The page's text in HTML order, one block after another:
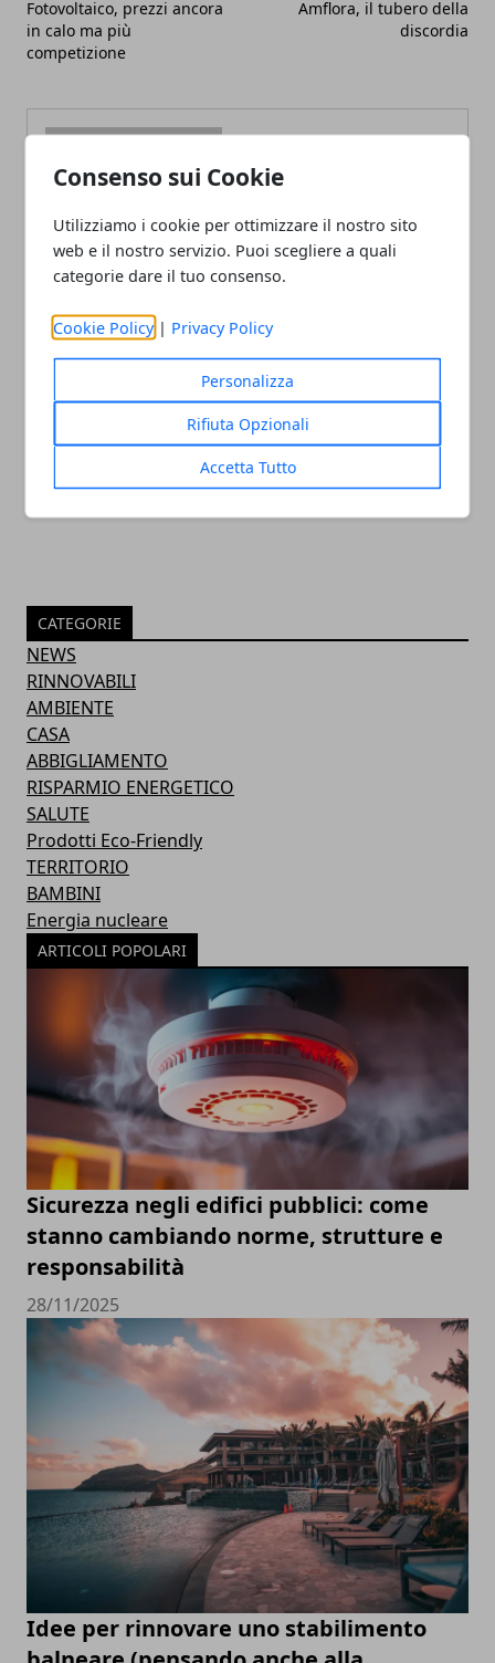
Consenso sui Cookie
Utilizziamo i cookie per ottimizzare il nostro sito
web e il nostro servizio. Puoi scegliere a quali
categorie dare il tuo consenso.
Cookie Policy | Privacy Policy
Personalizza
Rifiuta Opzionali
Accetta Tutto
Fotovoltaico, prezzi ancora
in calo ma più
competizione
Amflora, il tubero della
discordia
Redazione
ARTICOLI CORRELATI
CATEGORIE
NEWS
RINNOVABILI
AMBIENTE
CASA
ABBIGLIAMENTO
RISPARMIO ENERGETICO
SALUTE
Prodotti Eco-Friendly
TERRITORIO
BAMBINI
Energia nucleare
ARTICOLI POPOLARI
Sicurezza negli edifici pubblici: come
stanno cambiando norme, strutture e
responsabilità
28/11/2025
Idee per rinnovare uno stabilimento